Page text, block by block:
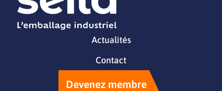
Actualités
Contact
Devenez membre